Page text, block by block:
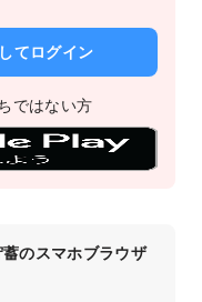
てログイン
ではない方
のスマホブラウザ